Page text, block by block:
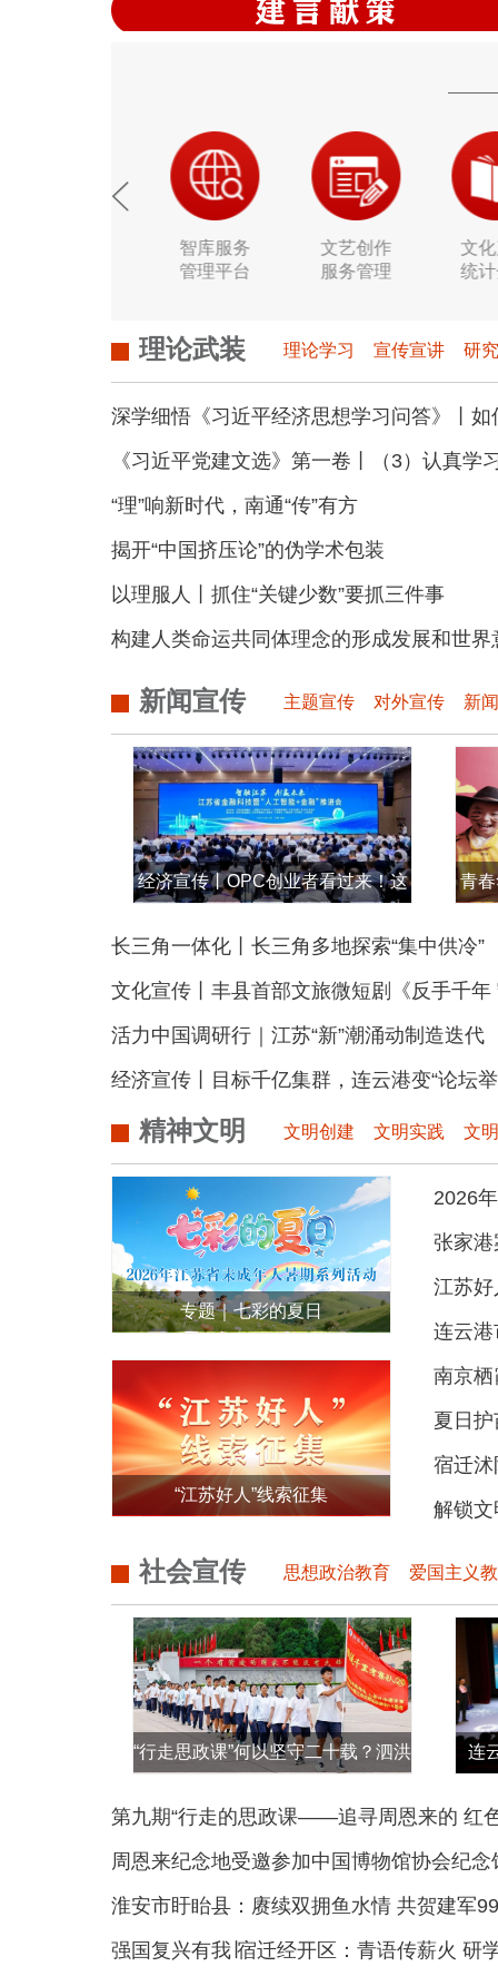
智库服务
管理平台
文艺创作
服务管理
文
统
理论武装 理论学习 宣传宣讲 研
深学细悟《习近平经济思想学习问答》丨如何理解
《习近平党建文选》第一卷丨（3）认真学
“理”响新时代，南通“传”有方
揭开“中国挤压论”的伪学术包装
以理服人丨抓住“关键少数”要抓三件事
构建人类命运共同体理念的形成发展和世界
新闻宣传 主题宣传 对外宣传 新
经济宣传丨OPC创业者看过来！这 青春
长三角一体化丨长三角多地探索“集中供冷”
文化宣传丨丰县首部文旅微短剧《反手千年 守炉待卿》预告片首发
活力中国调研行｜江苏“新”潮涌动制造迭代
经济宣传丨目标千亿集群，连云港变“论坛
精神文明 文明创建 文明实践 文
专题｜七彩的夏日
列活动
“江苏好人”线索征集
2026
张家港
江苏
连云港
南京栖
夏日
宿迁沭
解锁文
社会宣传 思想政治教育 爱国主义
“行走思政课”何以坚守二十载？泗洪 连
第九期“行走的思政课——追寻周恩来的 红
周恩来纪念地受邀参加中国博物馆协会纪念馆
淮安市盱眙县：赓续双拥鱼水情 共贺建军
强国复兴有我∣宿迁经开区：青语传薪火 研